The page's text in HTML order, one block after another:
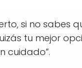
si no sabes
tu mejor
cuidado”.